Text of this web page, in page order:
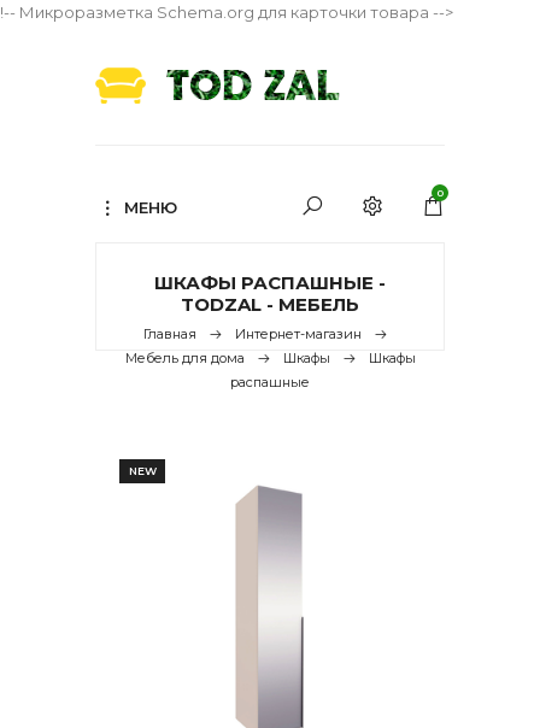
!-- Микроразметка Schema.org для карточки товара -->
МЕНЮ
0
ШКАФЫ РАСПАШНЫЕ -
TODZAL - МЕБЕЛЬ
Главная
Интернет-магазин
Мебель для дома
Шкафы
Шкафы
распашные
NEW